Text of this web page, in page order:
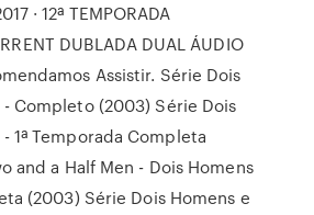
· 12ª TEMPORADA
DUBLADA DUAL ÁUDIO
Assistir. Série Dois
Completo (2003) Série Dois
1ª Temporada Completa
and a Half Men - Dois Homens
(2003) Série Dois Homens e